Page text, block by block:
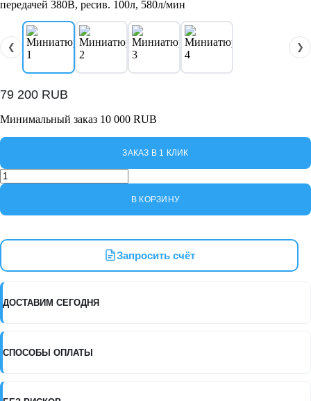
❮ ❯
79 200 RUB
Минимальный заказ 10 000 RUB
ЗАКАЗ В 1 КЛИК
Количество
товара
Nordberg
поршневой
с
передачей
380В,
ресив.
100л,
580л/
мин
В КОРЗИНУ
Запросить счёт
ДОСТАВИМ СЕГОДНЯ
СПОСОБЫ ОПЛАТЫ